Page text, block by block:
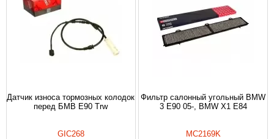
Датчик износа тормозных колодок
перед БМВ E90 Trw
GIC268
Фильтр салонный угольный BMW
3 E90 05-, BMW X1 E84
MC2169K